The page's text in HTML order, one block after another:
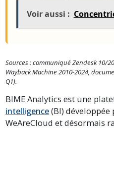
Voir aussi :
Sources : communiqué Zendesk 10/
Wayback Machine 2010-2024,
Q1).
BIME Analytics est une
intelligence(BI) développée
WeAreCloud et désormais